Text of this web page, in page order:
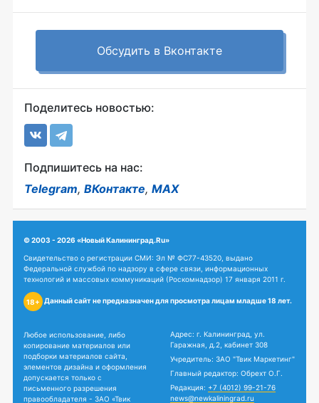
Обсудить в Вконтакте
Поделитесь новостью:
Подпишитесь на нас:
Telegram, ВКонтакте, MAX
© 2003 - 2026 «Новый Калининград.Ru»
Свидетельство о регистрации СМИ: Эл № ФС77-43520, выдано
Федеральной службой по надзору в сфере связи, информационных
технологий и массовых коммуникаций (Роскомнадзор) 17 января 2011 г.
18+ Данный сайт не предназначен для просмотра лицам младше 18 лет.
Любое использование, либо
копирование материалов или
подборки материалов сайта,
элементов дизайна и оформления
допускается только с
письменного разрешения
правообладателя - ЗАО «Твик
Адрес: г. Калининград, ул.
Гаражная, д.2, кабинет 308
Учредитель: ЗАО "Твик Маркетинг"
Главный редактор: Обрехт О.Г.
Редакция: +7 (4012) 99-21-76
news@newkaliningrad.ru